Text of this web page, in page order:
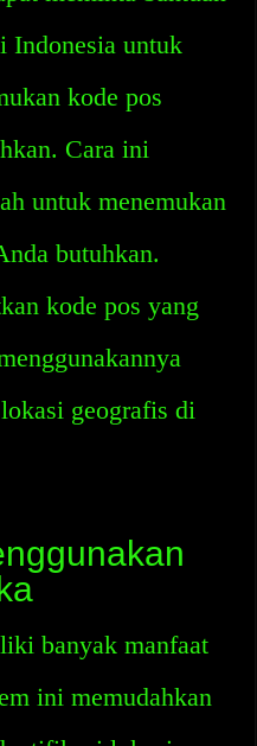
Indonesia untuk
kode pos
Cara ini
untuk menemukan
butuhkan.
kode pos yang
geografis di
banyak manfaat
ini memudahkan